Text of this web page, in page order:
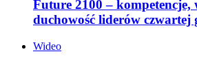
Future 2100 – kompetencje,
duchowość liderów czwartej
Wideo